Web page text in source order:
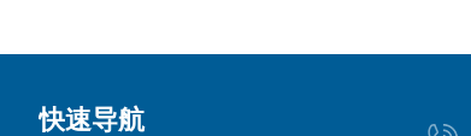
快速导航